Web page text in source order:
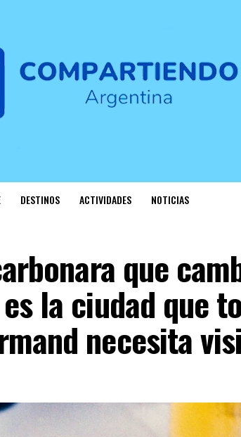
DESTINOS ACTIVIDADES NOTICIAS
que
la ciudad que
necesita